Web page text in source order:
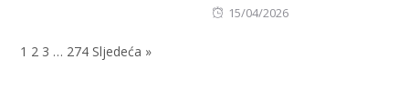
Posted
15/04/2026
1 2 3 … 274 Sljedeća »